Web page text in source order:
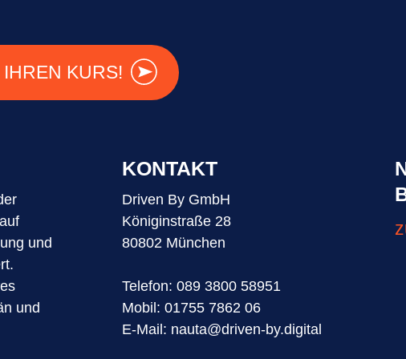
KURS!
und
und
KONTAKT
Driven By GmbH
Königinstraße 28
80802 München
Telefon: 089 3800 58951
Mobil: 01755 7862 06
E-Mail: nauta@driven-by.digital